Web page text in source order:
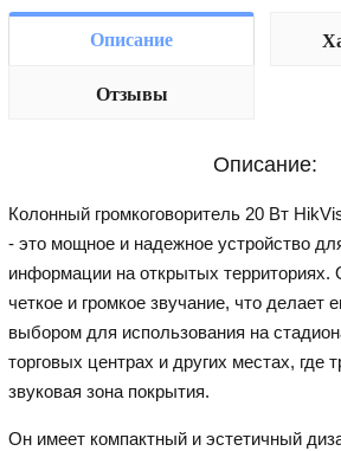
Описание
Отзывы
Описание:
Колонный громкоговоритель 20 Вт
- это мощное и надежное устройство
информации на открытых территориях.
четкое и громкое звучание, что делает
выбором для использования на
торговых центрах и других местах, где
звуковая зона покрытия.
Он имеет компактный и эстетичный